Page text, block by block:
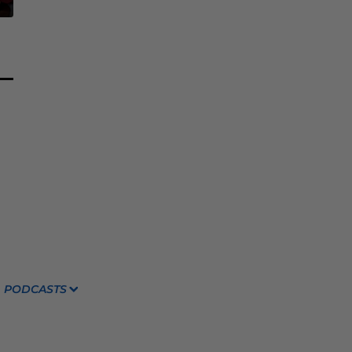
PODCASTS